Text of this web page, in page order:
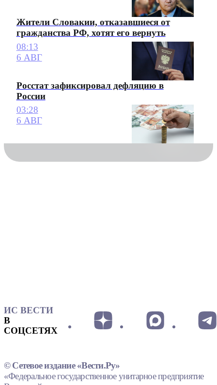
Жители Словакии, отказавшиеся от
гражданства РФ, хотят его вернуть
08:13
6 АВГ
Росстат зафиксировал дефляцию в
России
03:28
6 АВГ
ИС ВЕСТИ
В
СОЦСЕТЯХ
© Сетевое издание «Вести.Ру»
«Федеральное государственное унитарное предприятие